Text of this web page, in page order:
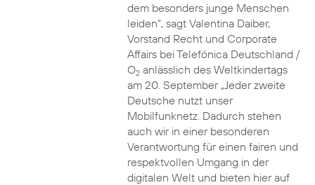
dem besonders junge Menschen
leiden“, sagt Valentina Daiber,
Vorstand Recht und Corporate
Affairs bei Telefónica Deutschland /
O2anlässlich des Weltkindertags
am 20. September „Jeder zweite
Deutsche nutzt unser
Mobilfunknetz. Dadurch stehen
auch wir in einer besonderen
Verantwortung für einen fairen und
respektvollen Umgang in der
digitalen Welt und bieten hier auf